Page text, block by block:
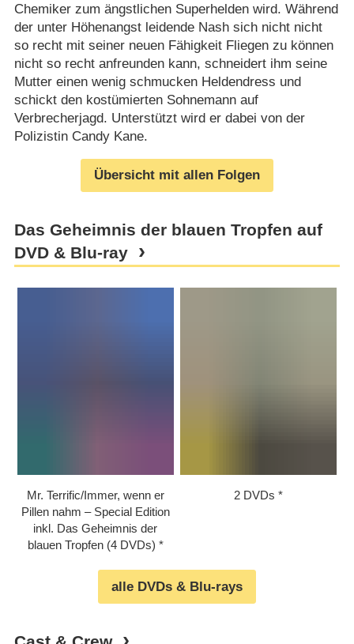
Chemiker zum ängstlichen Superhelden wird. Während
der unter Höhenangst leidende Nash sich nicht nicht
so recht mit seiner neuen Fähigkeit Fliegen zu können
nicht so recht anfreunden kann, schneidert ihm seine
Mutter einen wenig schmucken Heldendress und
schickt den kostümierten Sohnemann auf
Verbrecherjagd. Unterstützt wird er dabei von der
Polizistin Candy Kane.
Übersicht mit allen Folgen
Das Geheimnis der blauen Tropfen auf
DVD & Blu-ray
Mr. Terrific/​​Immer, wenn er
Pillen nahm – Special Edition
inkl. Das Geheimnis der
blauen Tropfen (4 DVDs)
2 DVDs
alle DVDs & Blu-rays